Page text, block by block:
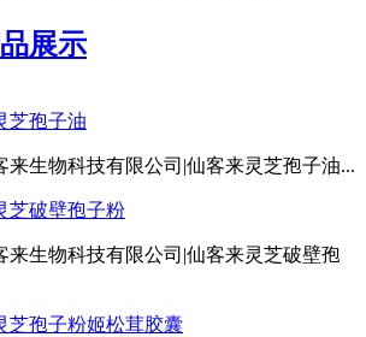
展示
芝孢子油
来生物科技有限公司|仙客来灵芝孢子油...
芝破壁孢子粉
来生物科技有限公司|仙客来灵芝破壁孢
芝孢子粉姬松茸胶囊